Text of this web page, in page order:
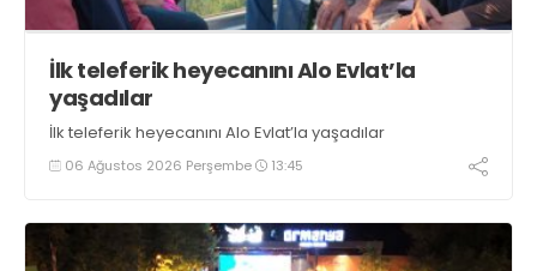
İlk teleferik heyecanını Alo Evlat’la
yaşadılar
İlk teleferik heyecanını Alo Evlat’la yaşadılar
06 Ağustos 2026 Perşembe 13:45